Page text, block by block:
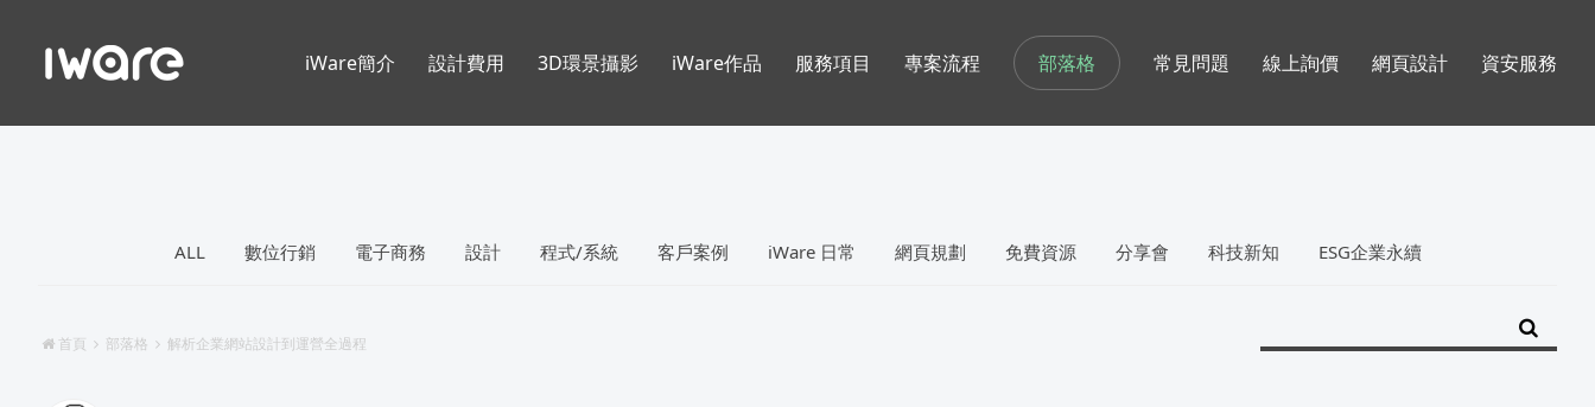
部落格
ALL 數位行銷 電子商務 設計 程式/系統 客戶案例 iWare 日常 網頁規劃 免費資源 分享會 科技新知 ESG企業永續
首頁 部落格 解析企業網站設計到運營全過程